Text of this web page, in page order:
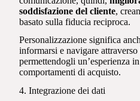
soddisfazione del cliente,
basato sulla fiducia reciproca.
Personalizzazione significa
informarsi e navigare
permettendogli un’esperienza
comportamenti di acquisto.
4. Integrazione dei dati